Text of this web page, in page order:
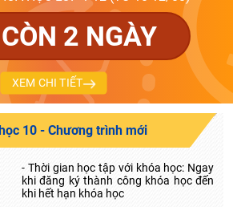
2 NGÀY
XEM CHI TIẾT
10 - Chương trình mới
- Thời gian học tập với khóa học: Ngay
khi đăng ký thành công khóa học đến
khi hết hạn khóa học